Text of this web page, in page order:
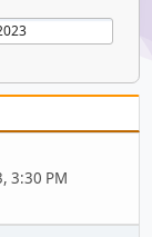
3:30 PM